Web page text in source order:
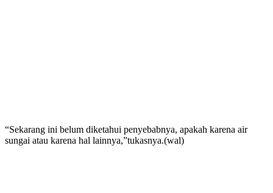
“Sekarang ini belum diketahui penyebabnya, apakah karena air
sungai atau karena hal lainnya,”tukasnya.(wal)